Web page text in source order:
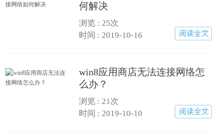
何解决
浏览 : 25次
时间 : 2019-10-16
win8应用商店无法连接网络怎
么办？
浏览 : 21次
时间 : 2019-10-10